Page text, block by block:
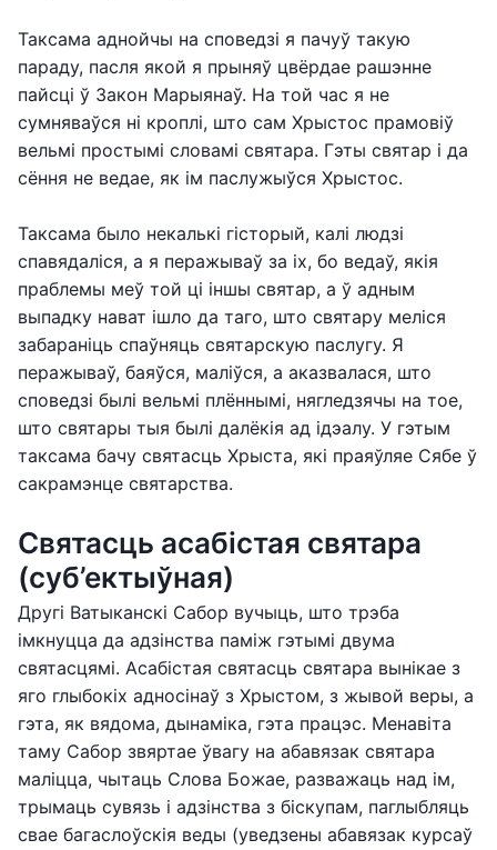
Таксама аднойчы на споведзі я пачуў такую
параду, пасля якой я прыняў цвёрдае рашэнне
пайсці ў Закон Марыянаў. На той час я не
сумняваўся ні кроплі, што сам Хрыстос прамовіў
вельмі простымі словамі святара. Гэты святар і да
сёння не ведае, як ім паслужыўся Хрыстос.
Таксама было некалькі гісторый, калі людзі
спавядаліся, а я перажываў за іх, бо ведаў, якія
праблемы меў той ці іншы святар, а ў адным
выпадку нават ішло да таго, што святару меліся
забараніць спаўняць святарскую паслугу. Я
перажываў, баяўся, маліўся, а аказвалася, што
споведзі былі вельмі плённымі, нягледзячы на тое,
што святары тыя былі далёкія ад ідэалу. У гэтым
таксама бачу святасць Хрыста, які праяўляе Сябе ў
сакрамэнце святарства.
Святасць асабістая святара
(суб’ектыўная)
Другі Ватыканскі Сабор вучыць, што трэба
імкнуцца да адзінства паміж гэтымі двума
святасцямі. Асабістая святасць святара вынікае з
яго глыбокіх адносінаў з Хрыстом, з жывой веры, а
гэта, як вядома, дынаміка, гэта працэс. Менавіта
таму Сабор звяртае ўвагу на абавязак святара
маліцца, чытаць Слова Божае, разважаць над ім,
трымаць сувязь і адзінства з біскупам, паглыбляць
свае багаслоўскія веды (уведзены абавязак курсаў